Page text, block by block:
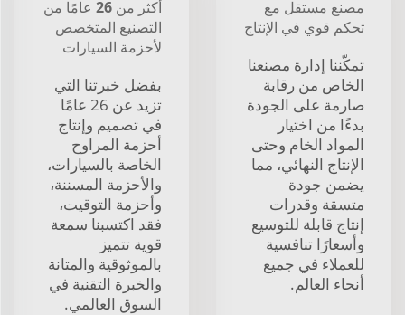
مصنع مستقل مع
تحكم قوي في الإنتاج
تمكّننا إدارة مصنعنا
الخاص من رقابة
صارمة على الجودة
بدءًا من اختيار
المواد الخام وحتى
الإنتاج النهائي، مما
يضمن جودة
متسقة وقدرات
إنتاج قابلة للتوسيع
وأسعارًا تنافسية
للعملاء في جميع
أنحاء العالم.
أكثر من 26 عامًا من
التصنيع المتخصص
لأحزمة السيارات
بفضل خبرتنا التي
تزيد عن 26 عامًا
في تصميم وإنتاج
أحزمة المراوح
الخاصة بالسيارات،
والأحزمة المسننة،
وأحزمة التوقيت،
فقد اكتسبنا سمعة
قوية تتميز
بالموثوقية والمتانة
والخبرة التقنية في
السوق العالمي.